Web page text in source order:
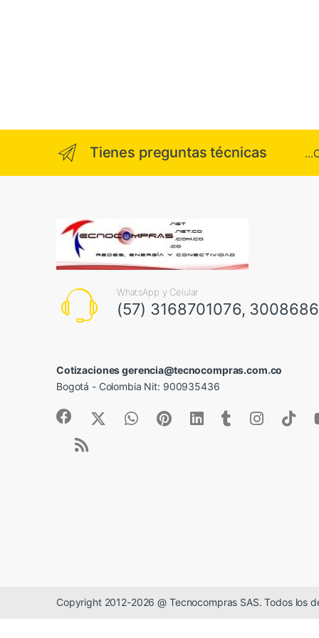
Tienes preguntas técnicas
WhatsApp y Celular
(57) 3168701076,
Cotizaciones gerencia@tecnocompras.com.co
Bogotá - Colombia Nit: 900935436
Copyright 2012-2026 @ Tecnocompras SAS. Todos los